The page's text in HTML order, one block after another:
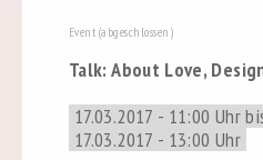
Event (abgeschlossen)
Talk: About Love,
17.03.2017 - 11:00 Uhr
17.03.2017 - 13:00 Uhr